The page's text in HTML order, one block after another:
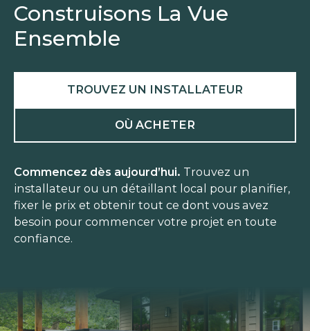
Construisons La Vue
Ensemble
TROUVEZ UN INSTALLATEUR
OÙ ACHETER
Commencez dès aujourd’hui. Trouvez un
installateur ou un détaillant local pour planifier,
fixer le prix et obtenir tout ce dont vous avez
besoin pour commencer votre projet en toute
confiance.